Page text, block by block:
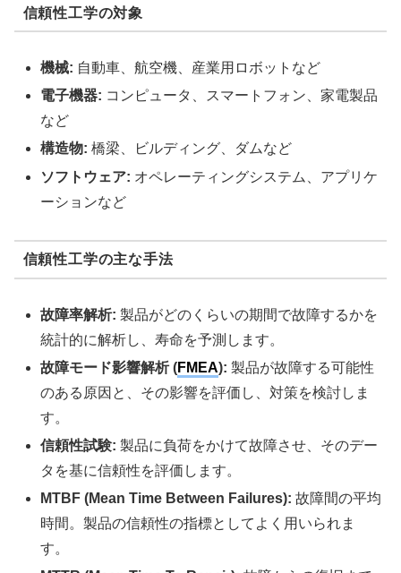
信頼性工学の対象
機械: 自動車、航空機、産業用ロボットなど
電子機器: コンピュータ、スマートフォン、家電製品
など
構造物: 橋梁、ビルディング、ダムなど
ソフトウェア: オペレーティングシステム、アプリケ
ーションなど
信頼性工学の主な手法
故障率解析: 製品がどのくらいの期間で故障するかを
統計的に解析し、寿命を予測します。
故障モード影響解析 (FMEA): 製品が故障する可能性
のある原因と、その影響を評価し、対策を検討しま
す。
信頼性試験: 製品に負荷をかけて故障させ、そのデー
タを基に信頼性を評価します。
MTBF (Mean Time Between Failures): 故障間の平均
時間。製品の信頼性の指標としてよく用いられま
す。